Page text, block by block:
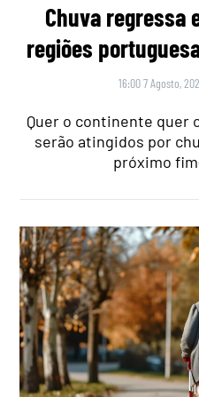
Chuva regressa
regiões
16:00 7 Agosto,
Quer o continente quer
serão atingidos por
próximo